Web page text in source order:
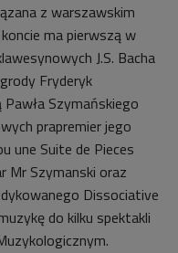
z warszawskim
ma pierwszą w
J.S. Bacha
Fryderyk
Szymańskiego
prapremier jego
une Suite de Pieces
Mr Szymanski oraz
Dissociative
do kilku spektakli